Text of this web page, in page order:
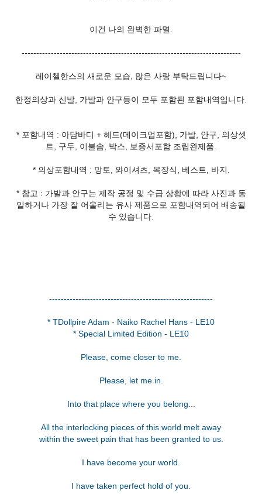
이건 나의 완벽한 파멸.
---------------------------------------------------------------------------
레이첼한스의 새로운 모습, 많은 사랑 부탁드립니다~
한정의상과 신발, 가발과 안구등이 모두 포함된 포함내역입니다.
* 포함내역 : 아담바디 + 헤드(메이크업포함), 가발, 안구, 의상셋
트, 구두, 이불솜, 박스, 보증서포함 조립완제품.
* 의상포함내역 : 망토, 와이셔츠, 목장식, 베스트, 바지.
* 참고 : 가발과 안구는 제작 공정 및 수급 상황에 따라 사진과 동
일하거나 가장 잘 어울리는 유사 제품으로 포함내역되어 배송될
수 있습니다.
--------------------------------------------------------
* TDollpire Adam - Naiko Rachel Hans - LE10
* Special Limited Edition - LE10
Please, come closer to me.
Please, let me in.
Into that place where you belong...
All the interlocking pieces of this world melt away
within the sweet pain that has been granted to us.
I have become your world.
I have taken perfect hold of you.